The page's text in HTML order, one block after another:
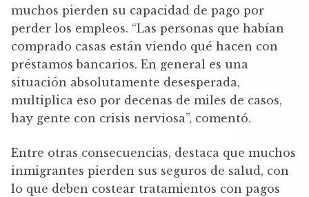
muchos pierden su capacidad de pago por
perder los empleos. “Las personas que habían
comprado casas están viendo qué hacen con
préstamos bancarios. En general es una
situación absolutamente desesperada,
multiplica eso por decenas de miles de casos,
hay gente con crisis nerviosa”, comentó.
Entre otras consecuencias, destaca que muchos
inmigrantes pierden sus seguros de salud, con
lo que deben costear tratamientos con pagos